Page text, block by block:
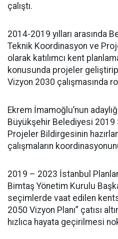
çalıştı.
2014-2019 yılları arasında
Teknik Koordinasyon ve
olarak katılımcı kent
konusunda projeler
Vizyon 2030 çalışmasında
Ekrem İmamoğlu’nun
Büyükşehir Belediyesi
Projeler Bildirgesinin
çalışmaların
2019 – 2023 İstanbul
Bimtaş Yönetim Kurulu
seçimlerde vaat edilen
2050 Vizyon Planı” çatısı
hızlıca hayata geçirilmesi